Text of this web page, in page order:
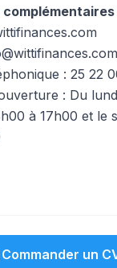
: 25 22
: Du
à 17h00 et le
Commander un